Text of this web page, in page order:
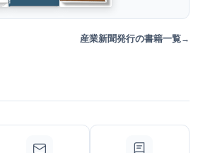
産業新聞発行の書籍一覧